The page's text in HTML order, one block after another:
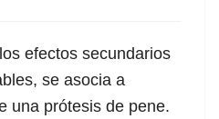
efectos secundarios
se asocia a
una prótesis de pene.